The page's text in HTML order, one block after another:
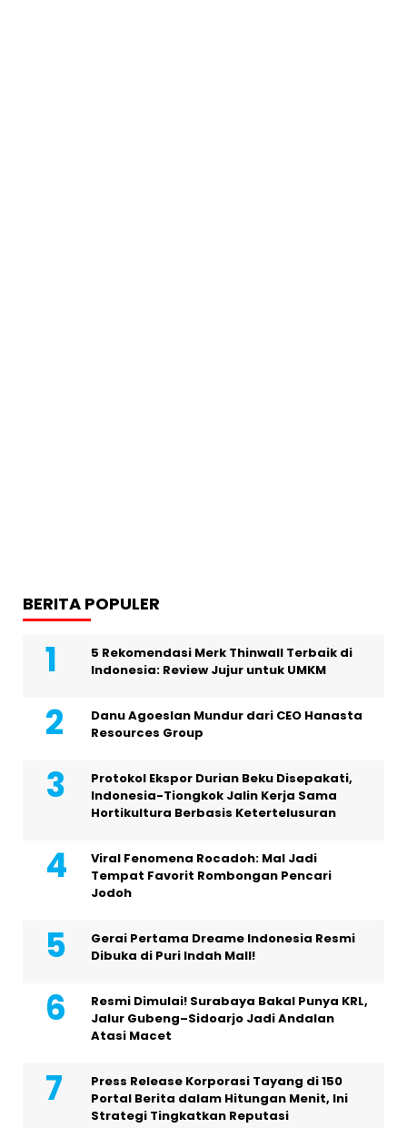
BERITA POPULER
5 Rekomendasi Merk Thinwall Terbaik di
Indonesia: Review Jujur untuk UMKM
Danu Agoeslan Mundur dari CEO Hanasta
Resources Group
Protokol Ekspor Durian Beku Disepakati,
Indonesia-Tiongkok Jalin Kerja Sama
Hortikultura Berbasis Ketertelusuran
Viral Fenomena Rocadoh: Mal Jadi
Tempat Favorit Rombongan Pencari
Jodoh
Gerai Pertama Dreame Indonesia Resmi
Dibuka di Puri Indah Mall!
Resmi Dimulai! Surabaya Bakal Punya KRL,
Jalur Gubeng–Sidoarjo Jadi Andalan
Atasi Macet
Press Release Korporasi Tayang di 150
Portal Berita dalam Hitungan Menit, Ini
Strategi Tingkatkan Reputasi